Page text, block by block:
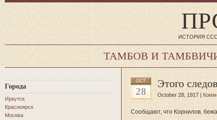
ИСТОРИЯ
ТАМБОВ И
Города
Иркутск
Красноярск
Москва
OCT
28
Этого
October 28, 1917 |
Сообщают, что Корнилов,